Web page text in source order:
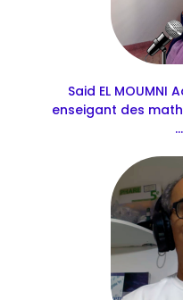
Said EL
enseigant des